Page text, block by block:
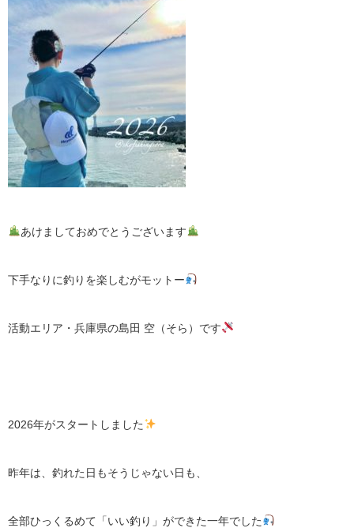
あけましておめでとうございます
下手なりに釣りを楽しむがモットー
活動エリア・兵庫県の島田 空（そら）です
2026年がスタートしました
昨年は、釣れた日もそうじゃない日も、
全部ひっくるめて「いい釣り」ができた一年でした